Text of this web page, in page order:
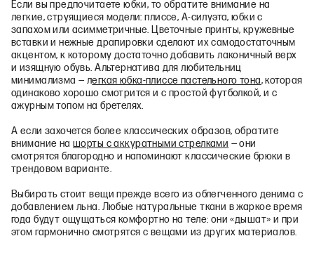
Если вы предпочитаете юбки, то обратите внимание на
легкие, струящиеся модели: плиссе, А‑силуэта, юбки с
запахом или асимметричные. Цветочные принты, кружевные
вставки и нежные драпировки сделают их самодостаточным
акцентом, к которому достаточно добавить лаконичный верх
и изящную обувь. Альтернатива для любительниц
минимализма — легкая юбка‑плиссе пастельного тона, которая
одинаково хорошо смотрится и с простой футболкой, и с
ажурным топом на бретелях.
А если захочется более классических образов, обратите
внимание нашорты с аккуратными стрелками — они
смотрятся благородно и напоминают классические брюки в
трендовом варианте.
Выбирать стоит вещи прежде всего из облегченного денима с
добавлением льна. Любые натуральные ткани в жаркое время
года будут ощущаться комфортно на теле: они «дышат» и при
этом гармонично смотрятся с вещами из других материалов.